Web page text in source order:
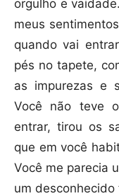
orgulho e
meus
quando vai
pés no tapete,
as impurezas e
Você não teve
entrar, tirou os
que em você
Você me parecia
um